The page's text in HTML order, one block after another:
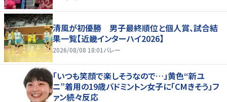
清風が初優勝 男子最終順位と個人賞、試合結
果一覧【近畿インターハイ2026】
2026/08/08 18:01バレー
「いつも笑顔で楽しそうなので…」黄色“新ユ
ニ”着用の19歳バドミントン女子に「CMきそう」フ
ァン続々反応